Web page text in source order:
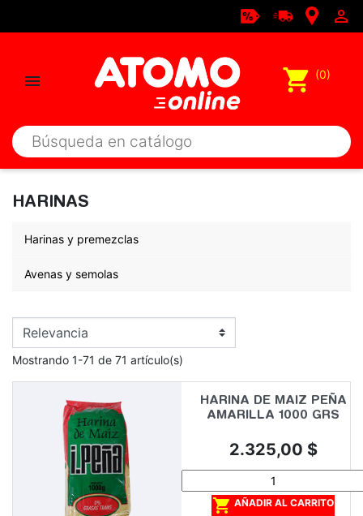

 shopping_cart (0)
HARINAS
Harinas y premezclas
Avenas y semolas
Mostrando 1-71 de 71 artículo(s)
HARINA DE MAIZ PEÑA
AMARILLA 1000 GRS
Precio
2.325,00 $
 AÑADIR AL CARRITO